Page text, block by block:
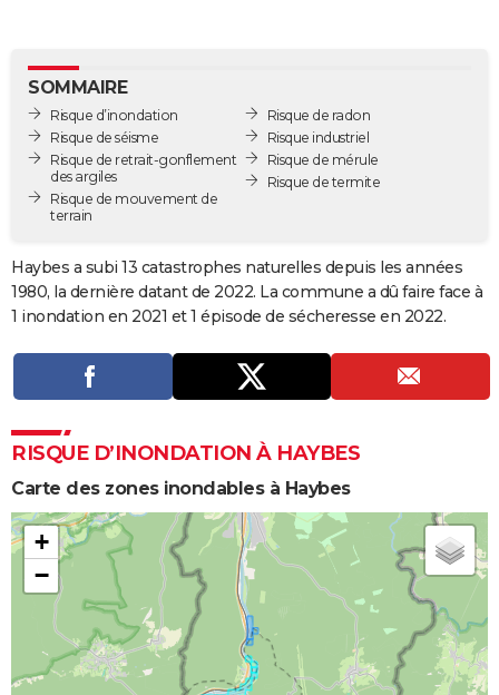
GUIDES D'ACHAT
BONS PLANS
CARTE DE VOEUX
Carte de Noël
Carte Bonne année
Carte Saint-Valentin
Carte Pâques
Carte d'anniversaire
DICTIONNAIRE
COPAINS D'AVANT
Bricolage
Lifestyle
Culture
Sport
Auto
Television
Voyage
Cinema
SOMMAIRE
Risque d’inondation
Risque de séisme
Risque de retrait-gonflement
des argiles
Risque de mouvement de
terrain
Risque de radon
Risque industriel
Risque de mérule
Risque de termite
Haybes a subi 13 catastrophes naturelles depuis les années
1980, la dernière datant de 2022. La commune a dû faire face à
1 inondation en 2021 et 1 épisode de sécheresse en 2022.
RISQUE D’INONDATION À HAYBES
Carte des zones inondables à Haybes
+
−